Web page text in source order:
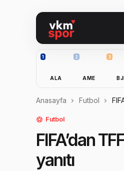
1
ALA
2
AME
3
Anasayfa Futbol
Futbol
FIFA’dan
yanıtı